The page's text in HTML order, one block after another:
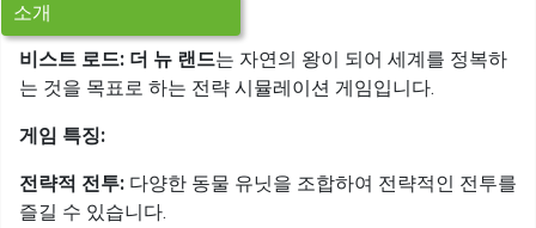
소개
비스트 로드: 더 뉴 랜드는 자연의 왕이 되어 세계를 정복하
는 것을 목표로 하는 전략 시뮬레이션 게임입니다.
게임 특징:
전략적 전투: 다양한 동물 유닛을 조합하여 전략적인 전투를
즐길 수 있습니다.